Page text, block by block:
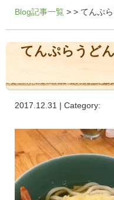
Blog記事一覧 > > てんぷ
てんぷらうどん
2017.12.31 | Category: